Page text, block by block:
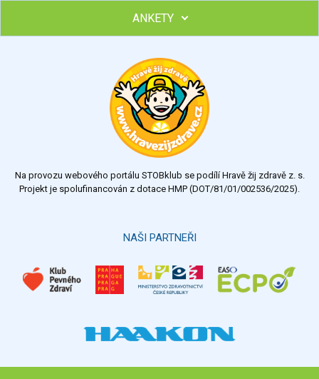
Hubněte s podporou lektorky a skupiny v kurzech STOBu
Chcete poradit s hubnutím? Najděte si odborníka STOBu ve
ANKETY
Výsledky Všechny ankety
Na provozu webového portálu STOBklub se podílí Hravě žij zdravě z. s.
Projekt je spolufinancován z dotace HMP (DOT/81/01/002536/2025).
NAŠI PARTNEŘI